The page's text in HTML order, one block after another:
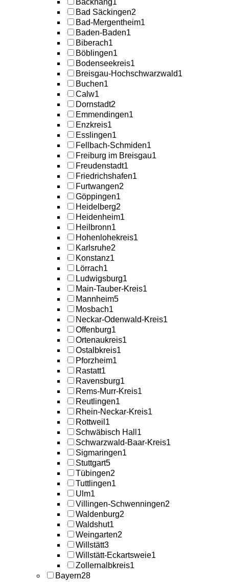
Backnang1
Bad Säckingen2
Bad-Mergentheim1
Baden-Baden1
Biberach1
Böblingen1
Bodenseekreis1
Breisgau-Hochschwarzwald1
Buchen1
Calw1
Dornstadt2
Emmendingen1
Enzkreis1
Esslingen1
Fellbach-Schmiden1
Freiburg im Breisgau1
Freudenstadt1
Friedrichshafen1
Furtwangen2
Göppingen1
Heidelberg2
Heidenheim1
Heilbronn1
Hohenlohekreis1
Karlsruhe2
Konstanz1
Lörrach1
Ludwigsburg1
Main-Tauber-Kreis1
Mannheim5
Mosbach1
Neckar-Odenwald-Kreis1
Offenburg1
Ortenaukreis1
Ostalbkreis1
Pforzheim1
Rastatt1
Ravensburg1
Rems-Murr-Kreis1
Reutlingen1
Rhein-Neckar-Kreis1
Rottweil 1
Schwäbisch Hall 1
Schwarzwald-Baar-Kreis1
Sigmaringen1
Stuttgart5
Tübingen2
Tuttlingen1
Ulm1
Villingen-Schwenningen2
Waldenburg2
Waldshut1
Weingarten2
Willstätt3
Willstätt-Eckartsweie1
Zollernalbkreis1
Bayern28